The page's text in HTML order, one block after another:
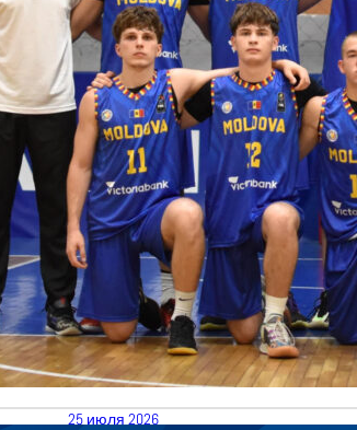
25 июля 2026